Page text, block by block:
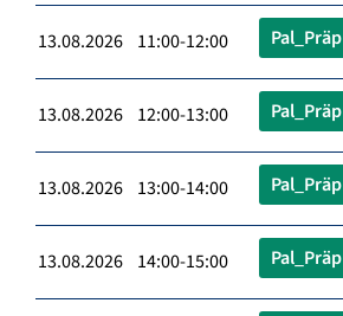
13.08.2026 11:00-12:00 Pal_Präp
13.08.2026 12:00-13:00 Pal_Präp
13.08.2026 13:00-14:00 Pal_Präp
13.08.2026 14:00-15:00 Pal_Präp